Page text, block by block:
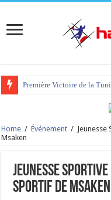
Première Victoire de la
Home / Événement /
Msaken
Jeunesse
Sportif de Msaken